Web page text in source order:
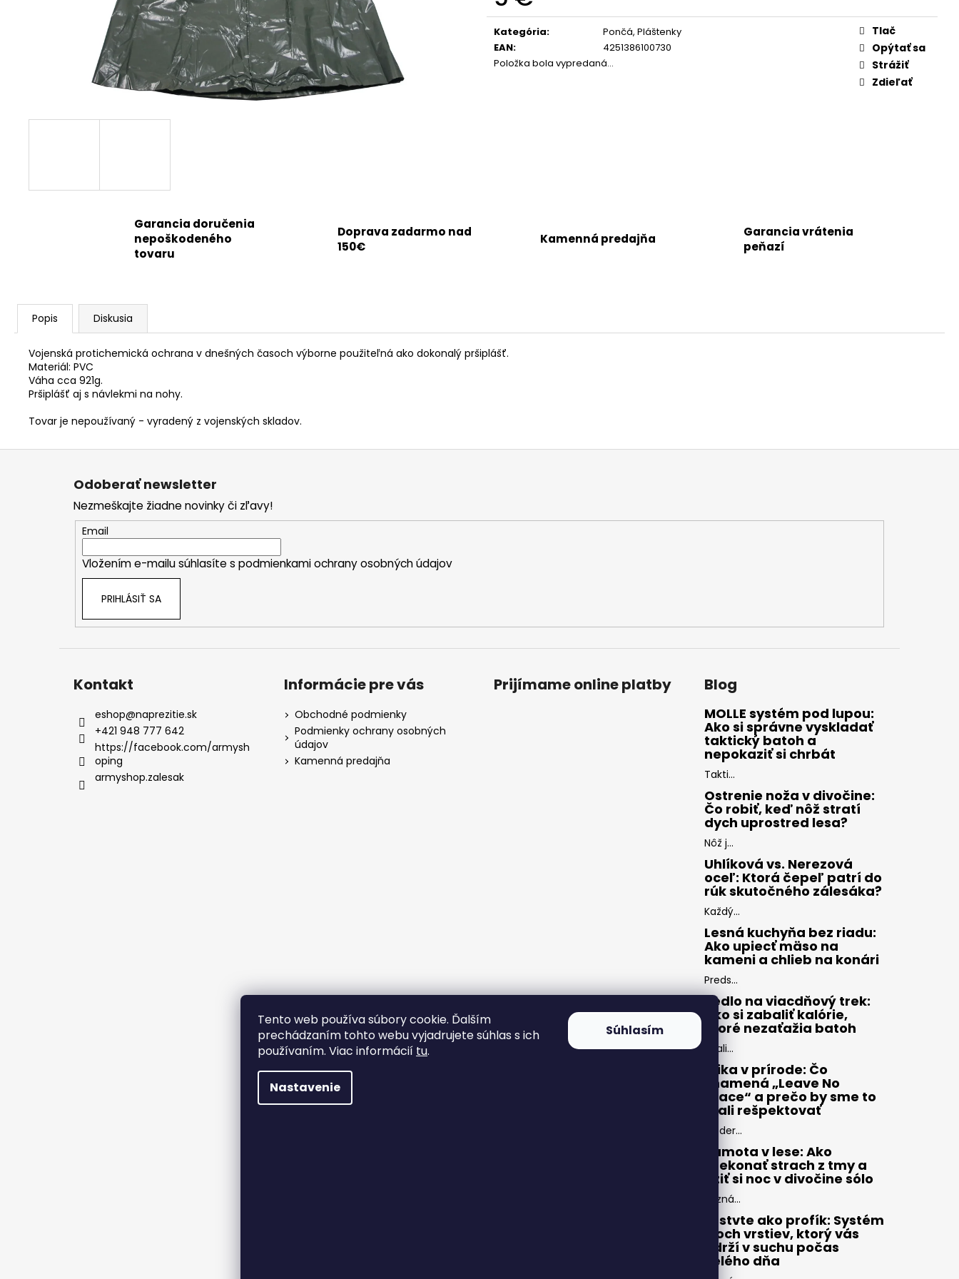
Tento web používa súbory cookie. Ďalším
prechádzaním tohto webu vyjadrujete súhlas s ich
používaním. Viac informácií tu.
Nastavenie
Súhlasím
Jednotková
cena:
Kategória:
Pončá, Pláštenky
EAN:
4251386100730
Položka bola vypredaná…
Tlač
Opýtať sa
Strážiť
Zdieľať
Garancia doručenia
nepoškodeného
tovaru
Doprava zadarmo nad
150€
Kamenná predajňa
Garancia vrátenia
peňazí
Popis Diskusia
Vojenská protichemická ochrana v dnešných časoch výborne použiteľná ako dokonalý pršiplášť.
Materiál: PVC
Váha cca 921g.
Pršiplášť aj s návlekmi na nohy.
Tovar je nepoužívaný - vyradený z vojenských skladov.
Z
Odoberať newsletter
Nezmeškajte žiadne novinky či zľavy!
Email
Vložením e-mailu súhlasíte s podmienkami ochrany osobných údajov
PRIHLÁSIŤ SA
Kontakt
eshop@naprezitie.sk
+421 948 777 642
https://facebook.com/armysh
oping
armyshop.zalesak
Informácie pre vás
Obchodné podmienky
Podmienky ochrany osobných
údajov
Kamenná predajňa
Prijímame online platby Blog
MOLLE systém pod lupou:
Ako si správne vyskladať
taktický batoh a
nepokaziť si chrbát
Takti...
Ostrenie noža v divočine:
Čo robiť, keď nôž stratí
dych uprostred lesa?
Nôž j...
Uhlíková vs. Nerezová
oceľ: Ktorá čepeľ patrí do
rúk skutočného zálesáka?
Každý...
Lesná kuchyňa bez riadu:
Ako upiecť mäso na
kameni a chlieb na konári
Preds...
Jedlo na viacdňový trek:
Ako si zabaliť kalórie,
ktoré nezaťažia batoh
Zbali...
Etika v prírode: Čo
znamená „Leave No
Trace“ a prečo by sme to
mali rešpektovať
Moder...
Samota v lese: Ako
prekonať strach z tmy a
užiť si noc v divočine sólo
Pozná...
Vrstvte ako profík: Systém
troch vrstiev, ktorý vás
udrží v suchu počas
celého dňa